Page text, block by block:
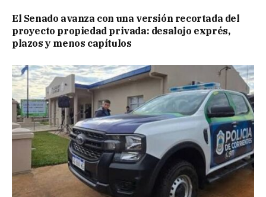
El Senado avanza con una versión recortada del
proyecto propiedad privada: desalojo exprés,
plazos y menos capítulos